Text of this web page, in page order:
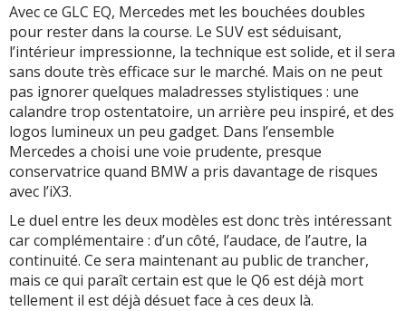
Avec ce GLC EQ, Mercedes met les bouchées doubles
pour rester dans la course. Le SUV est séduisant,
l’intérieur impressionne, la technique est solide, et il sera
sans doute très efficace sur le marché. Mais on ne peut
pas ignorer quelques maladresses stylistiques : une
calandre trop ostentatoire, un arrière peu inspiré, et des
logos lumineux un peu gadget. Dans l’ensemble
Mercedes a choisi une voie prudente, presque
conservatrice quand BMW a pris davantage de risques
avec l’iX3.
Le duel entre les deux modèles est donc très intéressant
car complémentaire : d’un côté, l’audace, de l’autre, la
continuité. Ce sera maintenant au public de trancher,
mais ce qui paraît certain est que le Q6 est déjà mort
tellement il est déjà désuet face à ces deux là.